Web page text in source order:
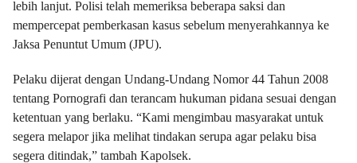
lebih lanjut. Polisi telah memeriksa beberapa saksi dan
mempercepat pemberkasan kasus sebelum menyerahkannya ke
Jaksa Penuntut Umum (JPU).
Pelaku dijerat dengan Undang-Undang Nomor 44 Tahun 2008
tentang Pornografi dan terancam hukuman pidana sesuai dengan
ketentuan yang berlaku. “Kami mengimbau masyarakat untuk
segera melapor jika melihat tindakan serupa agar pelaku bisa
segera ditindak,” tambah Kapolsek.